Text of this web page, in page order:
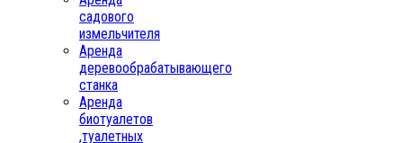
садового
измельчителя
Аренда
деревообрабатывающего
станка
Аренда
биотуалетов
,туалетных